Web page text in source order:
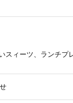
ィーツ、ランチプ